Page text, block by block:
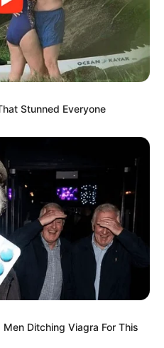
ส่งผลเสียอย่างไรบ้าง ตามหลัก
Stunned Everyone
Men Ditching Viagra For This